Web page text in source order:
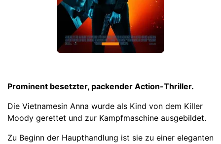
Prominent besetzter, packender Action-Thriller.
Die Vietnamesin Anna wurde als Kind von dem Killer
Moody gerettet und zur Kampfmaschine ausgebildet.
Zu Beginn der Haupthandlung ist sie zu einer eleganten